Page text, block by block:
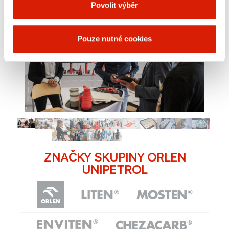
Povolit výběr
Pouze nutné cookies
❮ ❯
ZNAČKY SKUPINY ORLEN
UNIPETROL